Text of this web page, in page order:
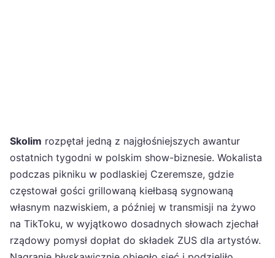
Skolim rozpętał jedną z najgłośniejszych awantur
ostatnich tygodni w polskim show-biznesie. Wokalista
podczas pikniku w podlaskiej Czeremsze, gdzie
częstował gości grillowaną kiełbasą sygnowaną
własnym nazwiskiem, a później w transmisji na żywo
na TikToku, w wyjątkowo dosadnych słowach zjechał
rządowy pomysł dopłat do składek ZUS dla artystów.